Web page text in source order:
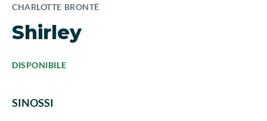
CHARLOTTE BRONTË
Shirley
DISPONIBILE
SINOSSI